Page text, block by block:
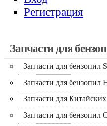
Регистрация
Запчасти для
Запчасти для бензопил
Запчасти для бензопил
Запчасти для
Запчасти для бензопил